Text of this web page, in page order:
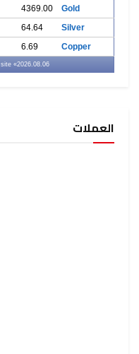
Gold
4369.00
Silver
64.64
Copper
6.69
2026.08.06
» Add to your site
العملات